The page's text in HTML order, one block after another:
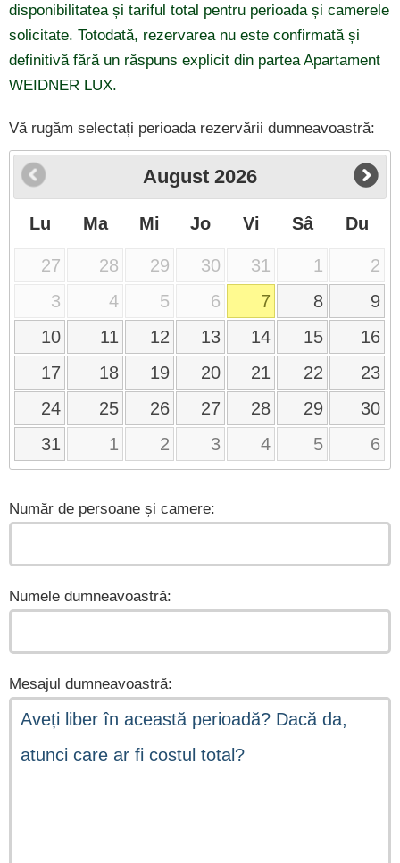
disponibilitatea și tariful total pentru perioada și camerele
solicitate. Totodată, rezervarea nu este confirmată și
definitivă fără un răspuns explicit din partea Apartament
WEIDNER LUX.
Vă rugăm selectați perioada rezervării dumneavoastră:
August 2026
Lu Ma Mi Jo Vi Sâ Du
27 28 29 30 31 1
2
3
4 5 6 7 8
9
10
11 12 13 14 15
16
17
18 19 20 21 22
23
24
25 26 27 28 29
30
31
1 2 3 4 5 6
Număr de persoane și camere:
Numele dumneavoastră:
Mesajul dumneavoastră: